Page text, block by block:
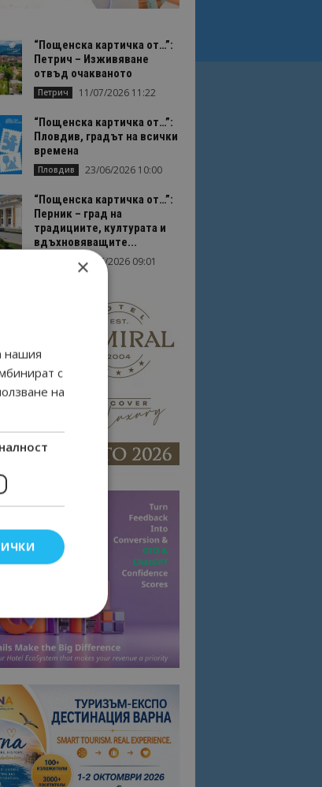
“Пощенска картичка от…”:
Петрич – Изживяване
отвъд очакваното
Петрич 11/07/2026 11:22
“Пощенска картичка от…”:
Пловдив, градът на всички
времена
Пловдив 23/06/2026 10:00
“Пощенска картичка от…”:
Перник – град на
традициите, културата и
вдъхновяващите...
17/06/2026 09:01
×
нашия
с
на
и
сайта.